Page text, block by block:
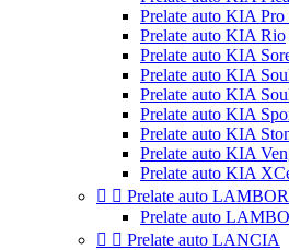
Prelate auto KIA Pro
Prelate auto KIA Rio
Prelate auto KIA
Prelate auto KIA
Prelate auto KIA
Prelate auto KIA
Prelate auto KIA
Prelate auto KIA
Prelate auto KIA
  Prelate auto
Prelate auto
  Prelate auto LANCIA